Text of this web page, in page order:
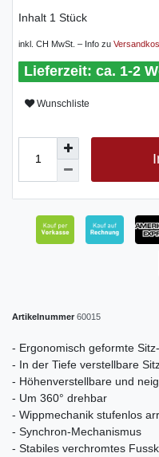
Inhalt 1 Stück
inkl. CH MwSt. – Info zu
ca. 1-2
Wunschliste
Artikelnummer 60015
- Ergonomisch geformte
- In der Tiefe verstellbare
- Höhenverstellbare und
- Um 360° drehbar
- Wippmechanik stufenlos
- Synchron-Mechanismus
- Stabiles verchromtes